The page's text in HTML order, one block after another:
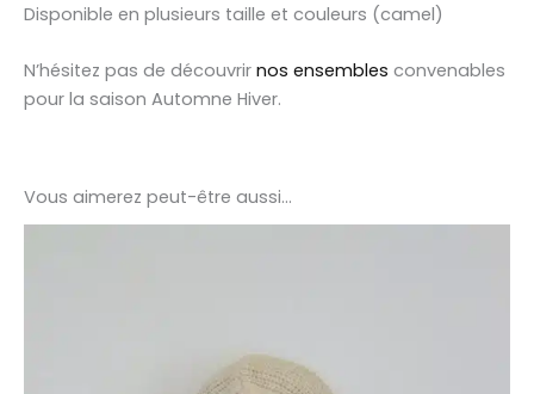
Disponible en plusieurs taille et couleurs (camel)
N’hésitez pas de découvrir nos ensembles convenables
pour la saison Automne Hiver.
Vous aimerez peut-être aussi…
variations.
Les